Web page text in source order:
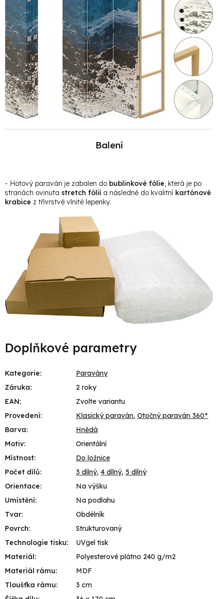
Balení
- Hotový paraván je zabalen do bublinkové fólie, která je po
stranách ovinuta stretch fólií a následně do kvalitní kartónové
krabice z třívrstvé vlnité lepenky.
Doplňkové parametry
Kategorie:
Paravány
Záruka:
2 roky
EAN:
Zvolte variantu
Provedení: Klasický paraván, Otočný paraván 360°
Barva:
Hnědá
Motiv:
Orientální
Místnost:
Do ložnice
Počet dílů: 3 dílný, 4 dílný, 5 dílný
Orientace:
Na výšku
Umístění:
Na podlahu
Tvar:
Obdélník
Povrch:
Strukturovaný
Technologie tisku:
UVgel tisk
Materiál :
Polyesterové plátno 240 g/m2
Materiál rámu:
MDF
Tloušťka rámu:
3 cm